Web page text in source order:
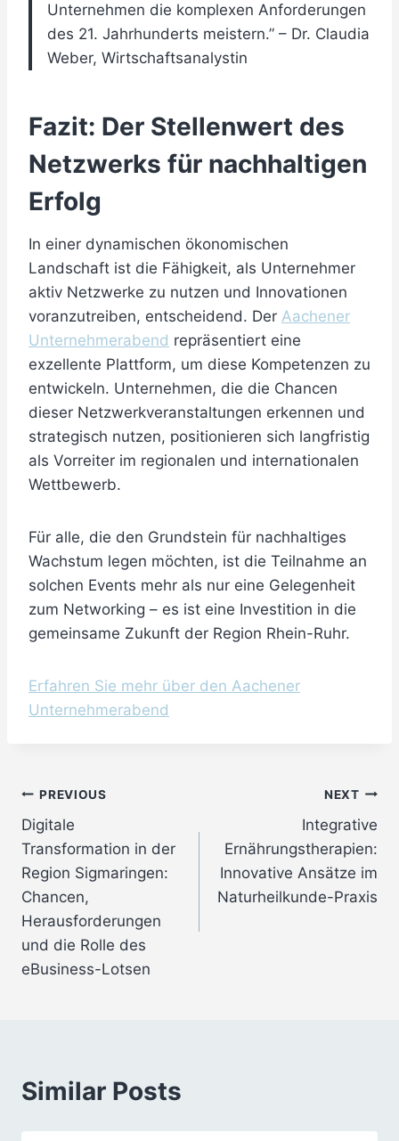
Unternehmen die komplexen Anforderungen
des 21. Jahrhunderts meistern.” – Dr. Claudia
Weber, Wirtschaftsanalystin
Fazit: Der Stellenwert des
Netzwerks für nachhaltigen
Erfolg
In einer dynamischen ökonomischen
Landschaft ist die Fähigkeit, als Unternehmer
aktiv Netzwerke zu nutzen und Innovationen
voranzutreiben, entscheidend. Der Aachener
Unternehmerabend repräsentiert eine
exzellente Plattform, um diese Kompetenzen zu
entwickeln. Unternehmen, die die Chancen
dieser Netzwerkveranstaltungen erkennen und
strategisch nutzen, positionieren sich langfristig
als Vorreiter im regionalen und internationalen
Wettbewerb.
Für alle, die den Grundstein für nachhaltiges
Wachstum legen möchten, ist die Teilnahme an
solchen Events mehr als nur eine Gelegenheit
zum Networking – es ist eine Investition in die
gemeinsame Zukunft der Region Rhein-Ruhr.
Erfahren Sie mehr über den Aachener
Unternehmerabend
Post
navigation
PREVIOUS
Digitale
Transformation in der
Region Sigmaringen:
Chancen,
Herausforderungen
und die Rolle des
eBusiness-Lotsen
NEXT
Integrative
Ernährungstherapien:
Innovative Ansätze im
Naturheilkunde-Praxis
Similar Posts